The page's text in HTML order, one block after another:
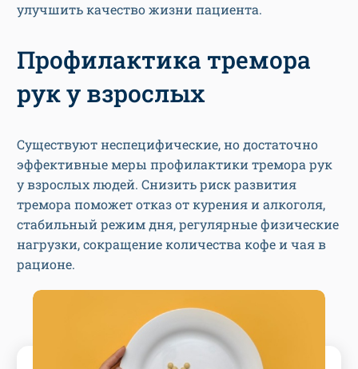
улучшить качество жизни пациента.
Профилактика тремора
рук у взрослых
Существуют неспецифические, но достаточно
эффективные меры профилактики тремора рук
у взрослых людей. Снизить риск развития
тремора поможет отказ от курения и алкоголя,
стабильный режим дня, регулярные физические
нагрузки, сокращение количества кофе и чая в
рационе.